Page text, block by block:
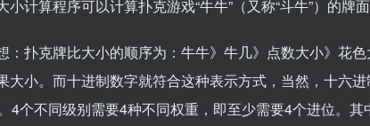
小计算程序可以计算扑克游戏“牛牛”（又称“斗牛”）的牌
： 扑克牌比大小的顺序为：牛牛》牛几》点数大小》花
大小。而十进制数字就符合这种表示方式，当然，十六
4个不同级别需要4种不同权重，即至少需要4个进位。